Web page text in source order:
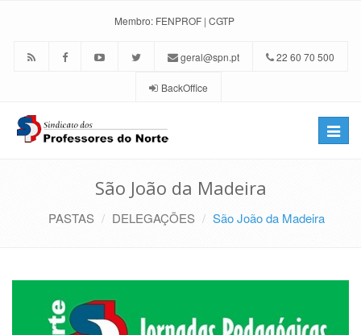
Membro: FENPROF | CGTP
geral@spn.pt 22 60 70 500
BackOffice
Toggle
São João da Madeira
PASTAS DELEGAÇÕES São João da Madeira